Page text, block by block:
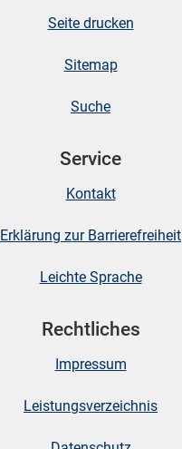
Seite drucken
Sitemap
Suche
Service
Kontakt
Erklärung zur Barrierefreiheit
Leichte Sprache
Rechtliches
Impressum
Leistungsverzeichnis